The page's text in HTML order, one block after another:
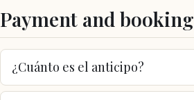
Payment and booking
¿Cuánto es el anticipo?